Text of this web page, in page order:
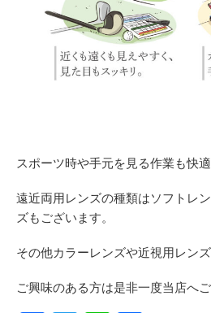
スポーツ時や手元を見る作業も快適
遠近両用レンズの種類はソフトレ
ズもございます。
その他カラーレンズや近視用レン
ご興味のある方は是非一度当店へ